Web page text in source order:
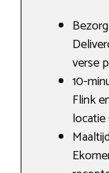
verse
10-
Flink